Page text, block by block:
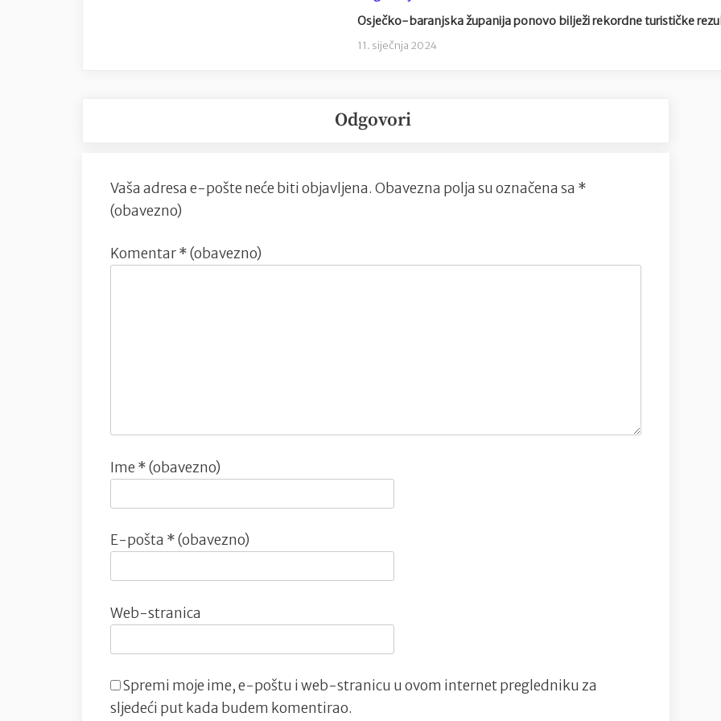
Osječko-baranjska županija ponovo bilježi rekordne turističke
11. siječnja 2024
Odgovori
Vaša adresa e-pošte neće biti objavljena. Obavezna polja su označena sa *
(obavezno)
Komentar* (obavezno)
Ime * (obavezno)
E-pošta * (obavezno)
Web-stranica
Spremi moje ime, e-poštu i web-stranicu u ovom internet pregledniku za
sljedeći put kada budem komentirao.